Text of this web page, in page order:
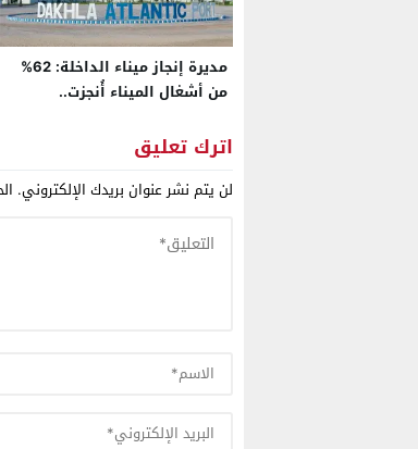
مديرة إنجاز ميناء الداخلة: 62%
من أشغال الميناء أُنجزت..
ويرسم ملامح أكبر قطب لوجستي
بجنوب المغرب
اترك تعليق
لن يتم نشر عنوان بريدك الإلكتروني.